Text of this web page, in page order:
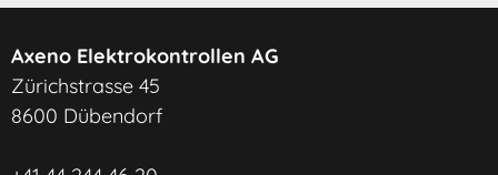
Axeno Elektrokontrollen AG
Zürichstrasse 45
8600 Dübendorf